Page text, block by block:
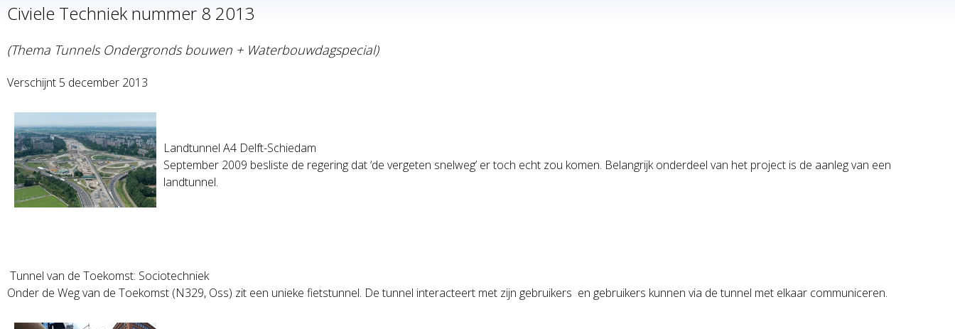
Civiele Techniek nummer 8 2013
(Thema Tunnels Ondergronds bouwen + Waterbouwdagspecial)
Verschijnt 5 december 2013
Landtunnel A4 Delft-Schiedam
September 2009 besliste de regering dat ‘de vergeten snelweg’ er toch echt zou komen. Belangrijk onderdeel van het project is de aanleg van een
landtunnel.
Tunnel van de Toekomst: Sociotechniek
Onder de Weg van de Toekomst (N329, Oss) zit een unieke fietstunnel. De tunnel interacteert met zijn gebruikers en gebruikers kunnen via de tunnel met elkaar communiceren.